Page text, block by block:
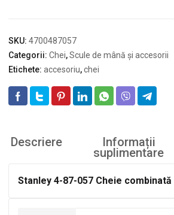
-
blister
SKU: 4700487057
Categorii: Chei,Scule de mână și accesorii
Etichete: accesoriu,chei
Descriere Informații
suplimentare
Stanley 4-87-057 Cheie